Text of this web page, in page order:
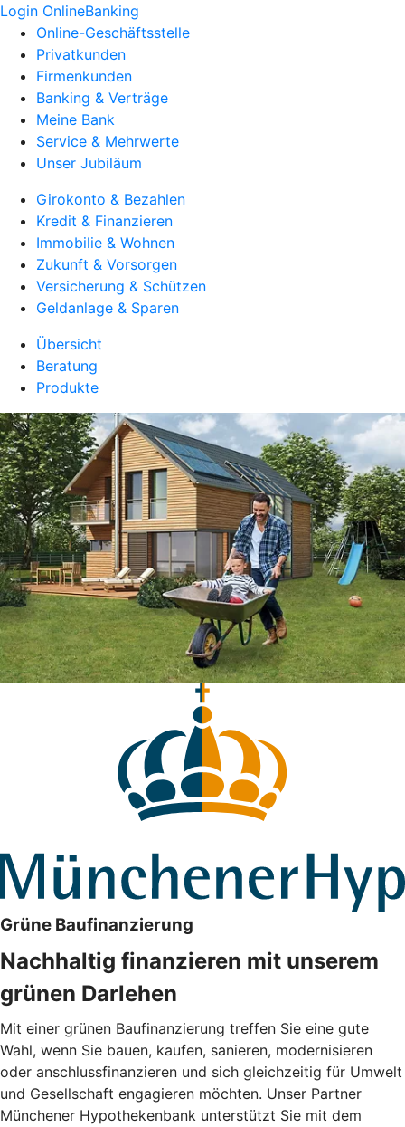
Login OnlineBanking
Online-Geschäftsstelle
Privatkunden
Firmenkunden
Banking & Verträge
Meine Bank
Service & Mehrwerte
Unser Jubiläum
Girokonto & Bezahlen
Kredit & Finanzieren
Immobilie & Wohnen
Zukunft & Vorsorgen
Versicherung & Schützen
Geldanlage & Sparen
Übersicht
Beratung
Produkte
Grüne Baufinanzierung
Nachhaltig finanzieren mit unserem
grünen Darlehen
Mit einer grünen Baufinanzierung treffen Sie eine gute
Wahl, wenn Sie bauen, kaufen, sanieren, modernisieren
oder anschlussfinanzieren und sich gleichzeitig für Umwelt
und Gesellschaft engagieren möchten. Unser Partner
Münchener Hypothekenbank unterstützt Sie mit dem